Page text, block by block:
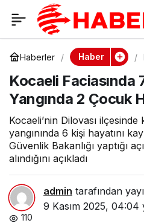
Haberler Haber
Kocaeli Faciasında
Yangında 2 Çocuk
Kocaeli’nin Dilovası
yangınında 6 kişi hayatını
Güvenlik Bakanlığı yaptığı
alındığını açıkladı
admin tarafından
9 Kasım 2025, 04:04
110
Kocaeli Faciasında 7
Kişi Açığa Alındı,
Yangında 2 Çocuk
Hayatını Kaybetti